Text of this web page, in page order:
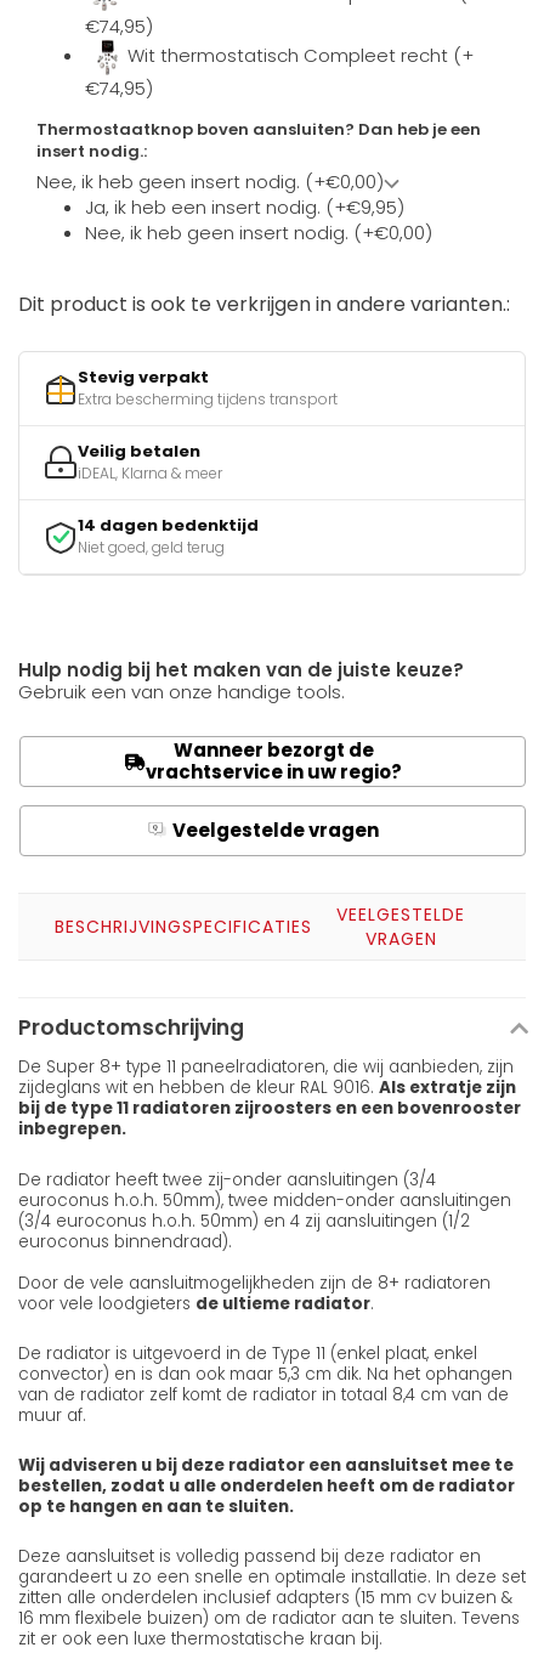
€74,95)
Wit thermostatisch Compleet recht (+
€74,95)
Thermostaatknop boven aansluiten? Dan heb je een
insert nodig.:
Nee, ik heb geen insert nodig. (+€0,00)
Ja, ik heb een insert nodig. (+€9,95)
Nee, ik heb geen insert nodig. (+€0,00)
Dit product is ook te verkrijgen in andere varianten.:
Stevig verpakt
Extra bescherming tijdens transport
Veilig betalen
iDEAL, Klarna & meer
14 dagen bedenktijd
Niet goed, geld terug
Hulp nodig bij het maken van de juiste keuze?
Gebruik een van onze handige tools.
Wanneer bezorgt de
vrachtservice in uw regio?
Q Veelgestelde vragen
BESCHRIJVINGSPECIFICATIES
VEELGESTELDE
VRAGEN
Productomschrijving
De Super 8+ type 11 paneelradiatoren, die wij aanbieden, zijn
zijdeglans wit en hebben de kleur RAL 9016. Als extratje zijn
bij de type 11 radiatoren zijroosters en een bovenrooster
inbegrepen.
De radiator heeft twee zij-onder aansluitingen (3/4
euroconus h.o.h. 50mm), twee midden-onder aansluitingen
(3/4 euroconus h.o.h. 50mm) en 4 zij aansluitingen (1/2
euroconus binnendraad).
Door de vele aansluitmogelijkheden zijn de 8+ radiatoren
voor vele loodgieters de ultieme radiator.
De radiator is uitgevoerd in de Type 11 (enkel plaat, enkel
convector) en is dan ook maar 5,3 cm dik. Na het ophangen
van de radiator zelf komt de radiator in totaal 8,4 cm van de
muur af.
Wij adviseren u bij deze radiator een aansluitset mee te
bestellen, zodat u alle onderdelen heeft om de radiator
op te hangen en aan te sluiten.
Deze aansluitset is volledig passend bij deze radiator en
garandeert u zo een snelle en optimale installatie. In deze set
zitten alle onderdelen inclusief adapters (15 mm cv buizen &
16 mm flexibele buizen) om de radiator aan te sluiten. Tevens
zit er ook een luxe thermostatische kraan bij.